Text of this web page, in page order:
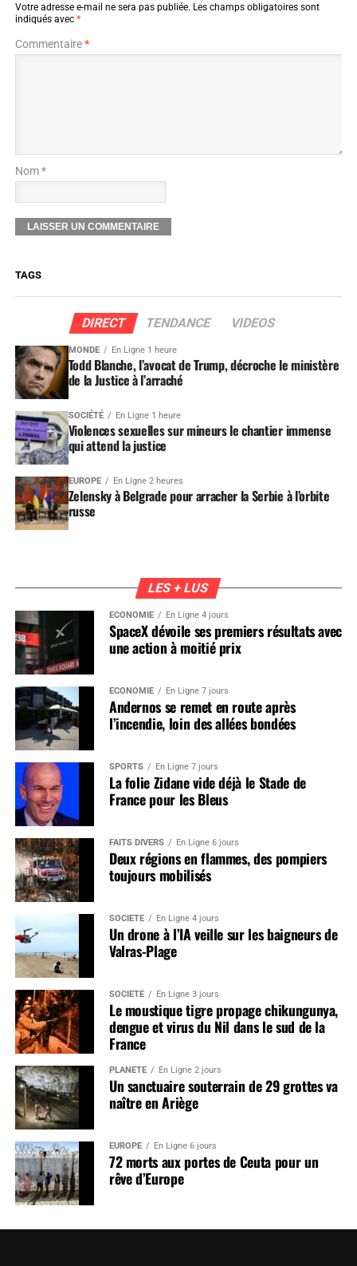
Votre adresse e-mail ne sera pas publiée. Les champs obligatoires sont
indiqués avec *
Commentaire*
Nom *
TAGS
DIRECT TENDANCE VIDEOS
MONDE En Ligne 1 heure
Todd Blanche, l’avocat de Trump, décroche le ministère
de la Justice à l’arraché
SOCIÉTÉ En Ligne 1 heure
Violences sexuelles sur mineurs le chantier immense
qui attend la justice
EUROPE En Ligne 2 heures
Zelensky à Belgrade pour arracher la Serbie à l’orbite
russe
LES + LUS
ÉCONOMIE En Ligne 4 jours
SpaceX dévoile ses premiers résultats avec
une action à moitié prix
ÉCONOMIE En Ligne 7 jours
Andernos se remet en route après
l’incendie, loin des allées bondées
SPORTS En Ligne 7 jours
La folie Zidane vide déjà le Stade de
France pour les Bleus
FAITS DIVERS En Ligne 6 jours
Deux régions en flammes, des pompiers
toujours mobilisés
SOCIÉTÉ En Ligne 4 jours
Un drone à l’IA veille sur les baigneurs de
Valras-Plage
SOCIÉTÉ En Ligne 3 jours
Le moustique tigre propage chikungunya,
dengue et virus du Nil dans le sud de la
France
PLANÈTE En Ligne 2 jours
Un sanctuaire souterrain de 29 grottes va
naître en Ariège
EUROPE En Ligne 6 jours
72 morts aux portes de Ceuta pour un
rêve d’Europe